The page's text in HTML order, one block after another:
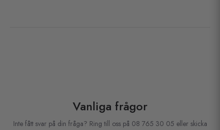
Vanliga frågor
Inte fått svar på din fråga? Ring till oss på 08 765 30 05 eller skicka